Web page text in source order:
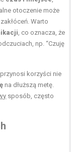
otoczenie może
Warto
, co oznacza, że
np. “Czuję
korzyści nie
na dłuższą metę.
sposób, często